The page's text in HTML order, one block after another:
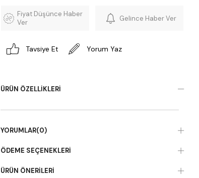
Fiyat Düşünce Haber
Ver
Gelince Haber Ver
Tavsiye Et Yorum Yaz
ÜRÜN ÖZELLIKLERI
YORUMLAR(0)
ÖDEME SEÇENEKLERI
ÜRÜN ÖNERILERI